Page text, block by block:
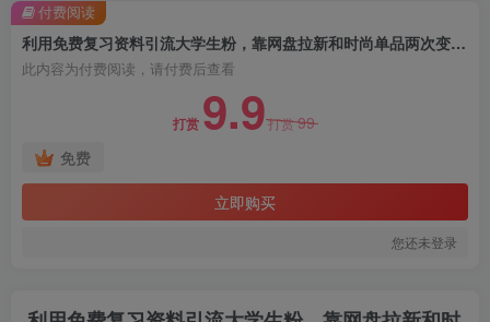
利用免费复习资料引流大学生粉，靠网盘拉新和时尚单品两次变现，一单利润100-200+
此内容为付费阅读，请付费后查看
打赏 9.9打赏99
免费
立即购买
您还未登录
付费阅读